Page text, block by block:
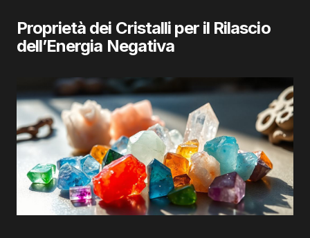
Proprietà dei Cristalli per il Rilascio
dell’Energia Negativa